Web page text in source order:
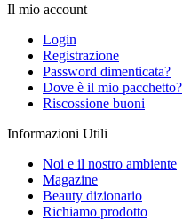
Il mio account
Login
Registrazione
Password dimenticata?
Dove è il mio pacchetto?
Riscossione buoni
Informazioni Utili
Noi e il nostro ambiente
Magazine
Beauty dizionario
Richiamo prodotto